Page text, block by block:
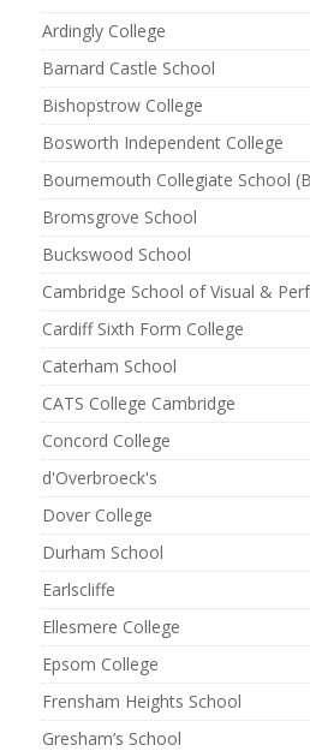
Ardingly College
Barnard Castle School
Bishopstrow College
Bosworth Independent College
Bournemouth Collegiate School
Bromsgrove School
Buckswood School
Cambridge School of Visual &
Cardiff Sixth Form College
Caterham School
CATS College Cambridge
Concord College
d'Overbroeck's
Dover College
Durham School
Earlscliffe
Ellesmere College
Epsom College
Frensham Heights School
Gresham’s School